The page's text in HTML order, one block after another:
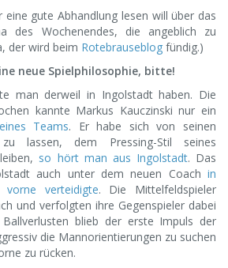
eine gute Abhandlung lesen will über das
des Wochenendes, die angeblich zu
der wird beim Rotebrauseblog fündig.)
neue Spielphilosophie, bitte!
man derweil in Ingolstadt haben. Die
kannte Markus Kauczinski nur ein
Teams. Er habe sich von seinen
lassen, dem Pressing-Stil seines
so hört man aus Ingolstadt. Das
auch unter dem neuen Coach in
verteidigte. Die Mittelfeldspieler
und verfolgten ihre Gegenspieler dabei
blieb der erste Impuls der
die Mannorientierungen zu suchen
zu rücken.